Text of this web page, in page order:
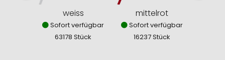
weiss
Sofort verfügbar
63178 Stück
mittelrot
Sofort verfügbar
16237 Stück